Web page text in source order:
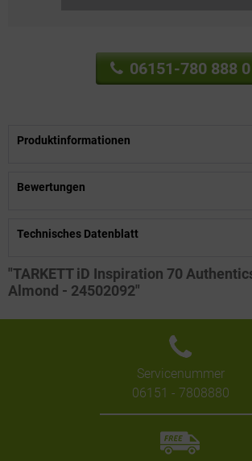
06151-780 888 0
Produktinformationen
Bewertungen
Technisches Datenblatt
"TARKETT iD Inspiration 70
Almond - 24502092"
Servicenummer
06151 - 7808880